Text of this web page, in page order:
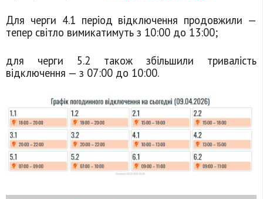
Для черги 4.1 період відключення продовжили —
тепер світло вимикатимуть з 10:00 до 13:00;
для черги 5.2 також збільшили тривалість
відключення — з 07:00 до 10:00.